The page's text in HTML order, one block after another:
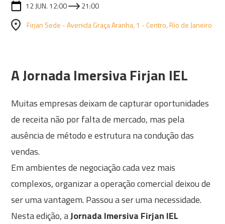
12 JUN. 12:00
21:00
Firjan Sede - Avenida Graça Aranha, 1 - Centro, Rio de Janeiro
A Jornada Imersiva Firjan IEL
Muitas empresas deixam de capturar oportunidades
de receita não por falta de mercado, mas pela
ausência de método e estrutura na condução das
vendas.
Em ambientes de negociação cada vez mais
complexos, organizar a operação comercial deixou de
ser uma vantagem. Passou a ser uma necessidade.
Nesta edição, aJornada Imersiva Firjan IEL